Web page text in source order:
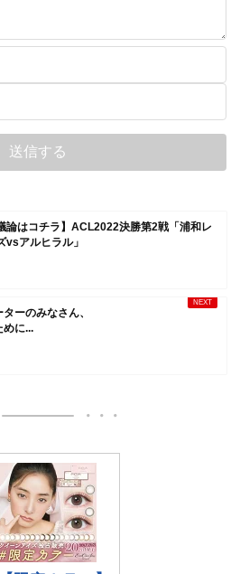
論はコチラ】ACL2022決勝第2戦「浦和レ
vsアルヒラル」
ーのみなさん、
めに...